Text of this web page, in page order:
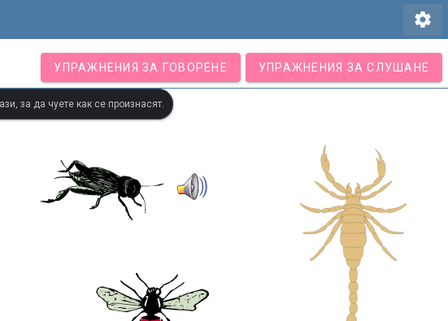
settings
УПРАЖНЕНИЯ ЗА ГОВОРЕНЕ УПРАЖНЕНИЯ ЗА СЛУШАНЕ
за да чуете как се произнасят.